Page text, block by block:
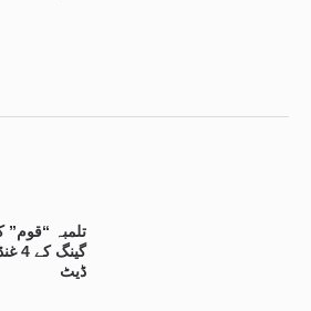
تلمبہ
ڈیٹ